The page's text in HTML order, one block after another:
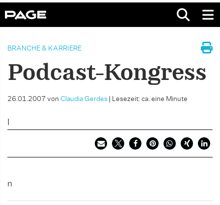
BRANCHE & KARRIERE
Podcast-Kongress
26.01.2007 von Claudia Gerdes Lesezeit: ca. eine Minute
n